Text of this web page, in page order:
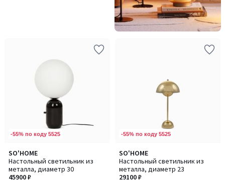
-55% по коду 5525
SO'HOME
Настольный светильник из
металла, диаметр 30
45900 ₽
-55% по коду 5525
SO'HOME
Настольный светильник из
металла, диаметр 23
29100 ₽